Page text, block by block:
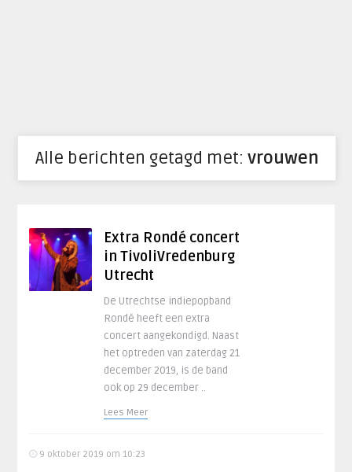
Alle berichten getagd met: vrouwen
Extra Rondé concert
in TivoliVredenburg
Utrecht
De Utrechtse indiepopband
Rondé heeft een extra
concert aangekondigd. Naast
het optreden van zaterdag 21
december 2019, is de band
ook op 29 december ..
Lees Meer
9 oktober 2019 om 10:23